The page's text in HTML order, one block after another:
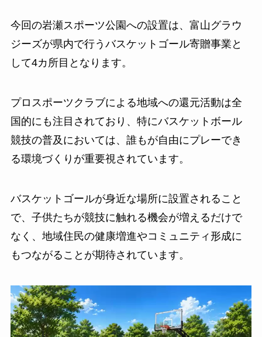
今回の岩瀬スポーツ公園への設置は、富山グラウ
ジーズが県内で行うバスケットゴール寄贈事業と
して4カ所目となります。
プロスポーツクラブによる地域への還元活動は全
国的にも注目されており、特にバスケットボール
競技の普及においては、誰もが自由にプレーでき
る環境づくりが重要視されています。
バスケットゴールが身近な場所に設置されること
で、子供たちが競技に触れる機会が増えるだけで
なく、地域住民の健康増進やコミュニティ形成に
もつながることが期待されています。